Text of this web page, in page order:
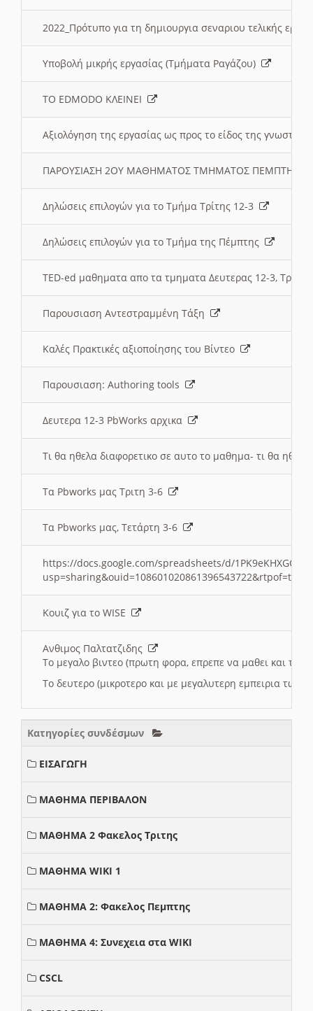
2022_Πρότυπο για τη δημιουργια σεναριου τελικής
Υποβολή μικρής εργασίας (Τμήματα Ραγάζου)
ΤΟ EDMODO ΚΛΕΙΝΕΙ
Αξιολόγηση της εργασίας ως προς το είδος της
ΠΑΡΟΥΣΙΑΣΗ 2ΟΥ ΜΑΘΗΜΑΤΟΣ ΤΜΗΜΑΤΟΣ
Δηλώσεις επιλογών για το Τμήμα Τρίτης 12-3
Δηλώσεις επιλογών για το Τμήμα της Πέμπτης
TED-ed μαθηματα απο τα τμηματα Δευτερας 12-3,
Παρουσιαση Αντεστραμμένη Τάξη
Καλές Πρακτικές αξιοποίησης του Βίντεο
Παρουσιαση: Authoring tools
Δευτερα 12-3 PbWorks αρχικα
Τι θα ηθελα διαφορετικο σε αυτο το μαθημα- τι θα
Τα Pbworks μας Τριτη 3-6
Τα Pbworks μας, Τετάρτη 3-6
https://docs.google.com/spreadsheets/d/
Κουιζ για το WISE
Ανθιμος Παλτατζιδης
Το μεγαλο βιντεο (πρωτη φορα, επρεπε να μαθει και το
Το δευτερο (μικροτερο και με μεγαλυτερη εμπειρια
Κατηγορίες συνδέσμων
ΕΙΣΑΓΩΓΗ
ΜΑΘΗΜΑ ΠΕΡΙΒΑΛΟΝ
ΜΑΘΗΜΑ 2 Φακελος Τριτης
ΜΑΘΗΜΑ WIKI 1
ΜΑΘΗΜΑ 2: Φακελος Πεμπτης
ΜΑΘΗΜΑ 4: Συνεχεια στα WIKI
CSCL